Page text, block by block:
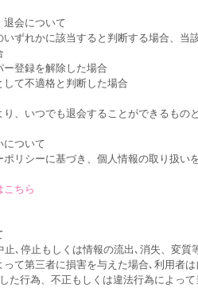
会について
ずれかに該当すると判断する場合、当
ー登録を解除した場合
して不適格と判断した場合
、いつでも退会することができるものと
ついて
リシーに基づき、個人情報の取り扱い
ちら
､停止もしくは情報の流出､消失、変
て第三者に損害を与えた場合､利用者
た行為、不正もしくは違法行為によっ